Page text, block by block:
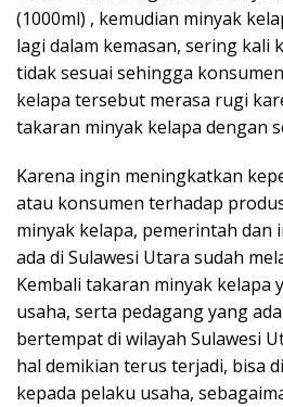
(1000ml) , kemudian minyak
lagi dalam kemasan, sering kali
tidak sesuai sehingga
kelapa tersebut merasa rugi
takaran minyak kelapa dengan
Karena ingin meningkatkan
atau konsumen terhadap
minyak kelapa, pemerintah dan
ada di Sulawesi Utara sudah
Kembali takaran minyak kelapa
usaha, serta pedagang yang
bertempat di wilayah Sulawesi
hal demikian terus terjadi, bisa
kepada pelaku usaha,